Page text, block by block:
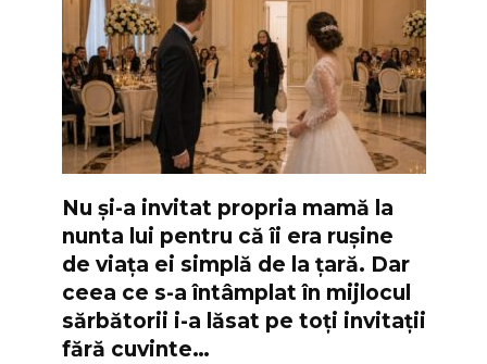
Nu și-a invitat propria mamă la
nunta lui pentru că îi era rușine
de viața ei simplă de la țară. Dar
ceea ce s-a întâmplat în mijlocul
sărbătorii i-a lăsat pe toți invitații
fără cuvinte…